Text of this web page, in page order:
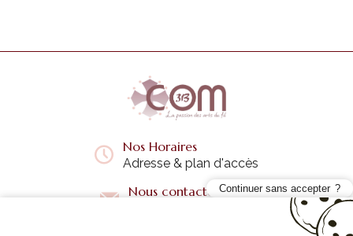
Nos Horaires
Adresse & plan d'accès
Nous contacter Continuer sans accepter